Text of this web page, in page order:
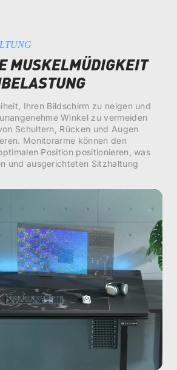
MUSKELMÜDIGKEIT
Ihren Bildschirm zu neigen und
Winkel zu vermeiden
Schultern, Rücken und Augen
Monitorarme können den
Position positionieren, was
und ausgerichteten Sitzhaltung